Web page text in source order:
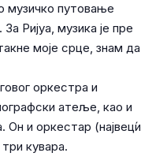
музичко путовање
Ријуа, музика је пре
моје срце, знам да
оркестра и
атеље, као и
Он и оркестар (највец́и
кувара.